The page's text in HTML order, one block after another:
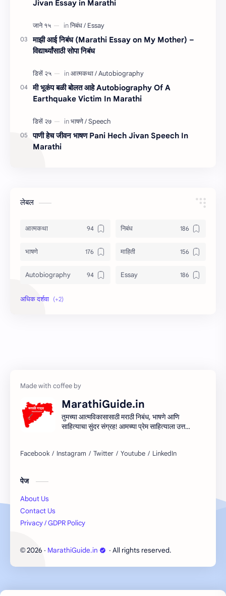
Jivan Essay in Marathi
माझी आई निबंध (Marathi Essay on My Mother) –
विद्यार्थ्यांसाठी सोपा निबंध
मी भूकंप बळी बोलत आहे Autobiography Of A
Earthquake Victim In Marathi
पाणी हेच जीवन भाषण Pani Hech Jivan Speech In
Marathi
लेबल
आत्मकथा निबंध
भाषणे माहिती
Autobiography Essay
Information
MarathiGuide.in
तुमच्या आत्मविकासासाठी मराठी निबंध, भाषणे आणि
साहित्याचा सुंदर संग्रह! आमच्या प्रेम साहित्याला उत्तम
साहित्याच्या प्रवासात सामील व्हा!
पेज
About Us
Contact Us
Privacy / GDPR Policy
© 2026 ‧ MarathiGuide.in ‧ All rights reserved.